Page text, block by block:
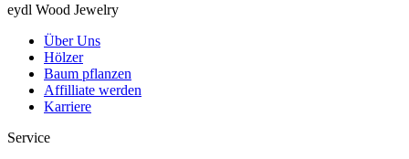
eydl Wood Jewelry
Über Uns
Hölzer
Baum pflanzen
Affilliate werden
Karriere
Service